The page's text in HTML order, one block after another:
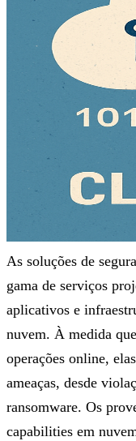
As soluções de
gama de serviços
aplicativos e
nuvem. À medida
operações online,
ameaças, desde
ransomware. Os
capabilities em